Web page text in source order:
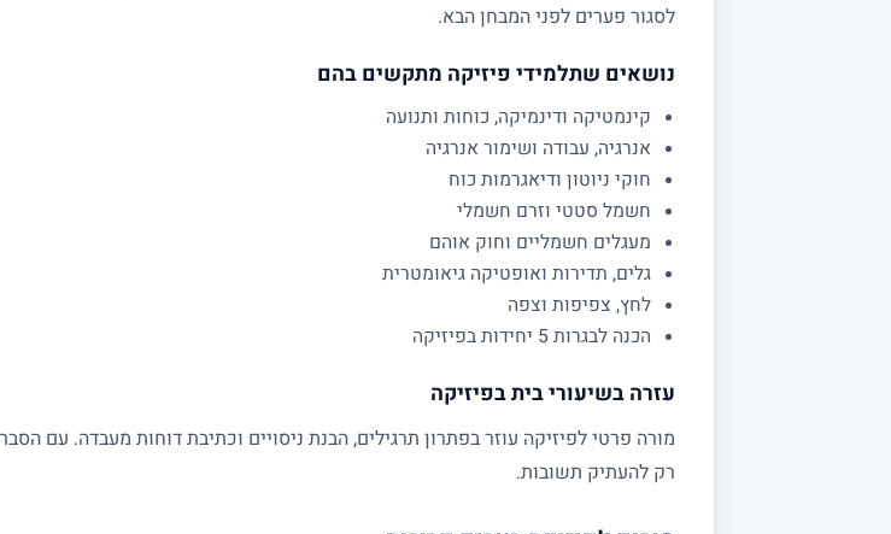
לסגור פערים לפני המבחן הבא.
נושאים שתלמידי פיזיקה מתקשים בהם
קינמטיקה ודינמיקה, כוחות ותנועה
אנרגיה, עבודה ושימור אנרגיה
חוקי ניוטון ודיאגרמות כוח
חשמל סטטי וזרם חשמלי
מעגלים חשמליים וחוק אוהם
גלים, תדירות ואופטיקה גיאומטרית
לחץ, צפיפות וצפה
הכנה לבגרות 5 יחידות בפיזיקה
עזרה בשיעורי בית בפיזיקה
מורה פרטי לפיזיקה עוזר בפתרון תרגילים, הבנת ניסויים וכתיבת דוחות מעבדה. עם
רק להעתיק תשובות.